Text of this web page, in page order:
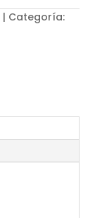
Categoría: